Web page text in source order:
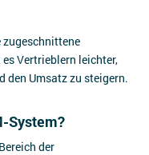
zugeschnittene
Vertrieblern leichter,
den Umsatz zu steigern.
System?
der